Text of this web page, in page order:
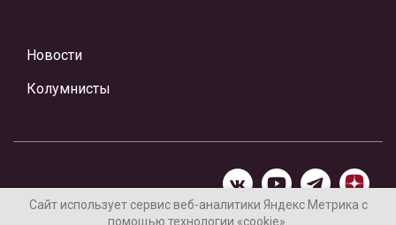
Новости
Колумнисты
Сайт использует сервис веб-аналитики Яндекс Метрика с
помощью технологии «cookie».